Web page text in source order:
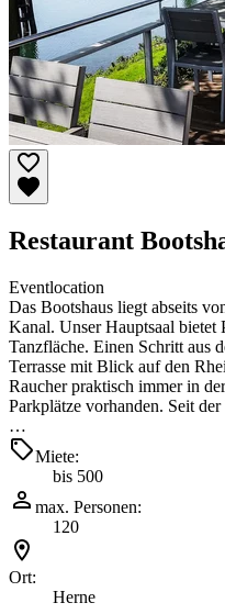
Restaurant
Eventlocation
Das Bootshaus liegt abseits
Kanal. Unser Hauptsaal bietet
Tanzfläche. Einen Schritt aus
Terrasse mit Blick auf den
Raucher praktisch immer in
Parkplätze vorhanden. Seit
…
Miete:
bis 500
max. Personen:
120
Ort:
Herne